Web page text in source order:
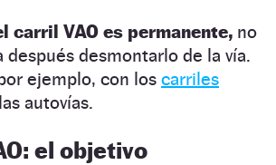
carril VAO es permanente, no
después desmontarlo de la vía.
ejemplo, con los carriles
autovías.
el objetivo